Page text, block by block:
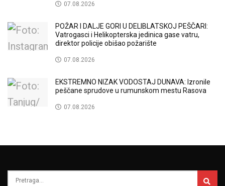
07.08.2026
POŽAR I DALJE GORI U DELIBLATSKOJ PEŠČARI:
Vatrogasci i Helikopterska jedinica gase vatru,
direktor policije obišao požarište
07.08.2026
EKSTREMNO NIZAK VODOSTAJ DUNAVA: Izronile
peščane sprudove u rumunskom mestu Rasova
07.08.2026